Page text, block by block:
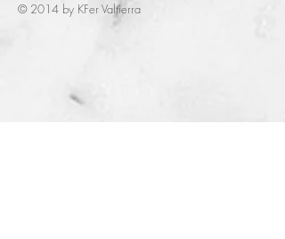
© 2014 by KFer Valtierra